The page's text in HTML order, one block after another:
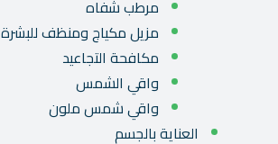
مرطب شفاه
مزيل مكياج ومنظف للبشرة
مكافحة التجاعيد
واقي الشمس
واقي شمس ملون
العناية بالجسم